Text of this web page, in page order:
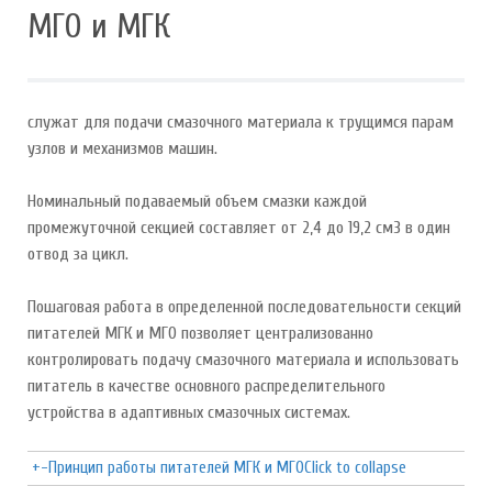
МГО и МГК
служат для подачи смазочного материала к трущимся парам
узлов и механизмов машин.
Номинальный подаваемый объем смазки каждой
промежуточной секцией составляет от 2,4 до 19,2 см3 в один
отвод за цикл.
Пошаговая работа в определенной последовательности секций
питателей МГК и МГО позволяет централизованно
контролировать подачу смазочного материала и использовать
питатель в качестве основного распределительного
устройства в адаптивных смазочных системах.
+-Принцип работы питателей МГК и МГОClick to collapse